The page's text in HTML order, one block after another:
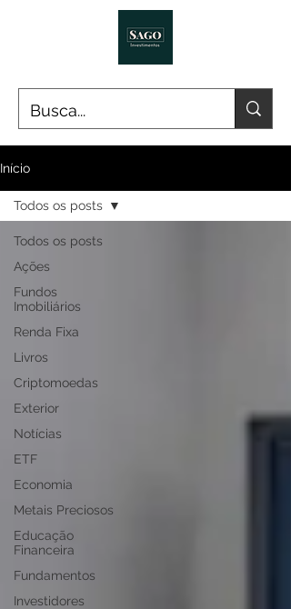
Início
Todos os posts
Ações
Fundos
Imobiliários
Renda Fixa
Livros
Criptomoedas
Exterior
Notícias
ETF
Economia
Metais Preciosos
Educação
Financeira
Fundamentos
Investidores
Todos os posts